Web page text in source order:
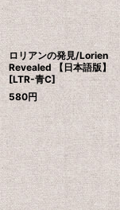
ロリアンの発見/Lorien
Revealed 【日本語版】
[LTR-青C]
580円